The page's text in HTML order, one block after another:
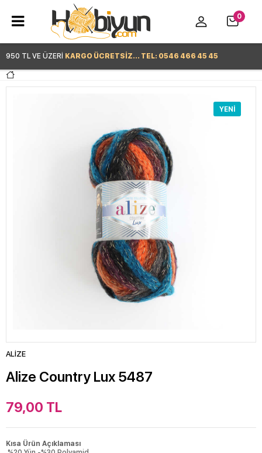
950 TL VE ÜZERİ KARGO ÜCRETSİZ... TEL: 0546 466 45 45
0
YENI
ALİZE
Alize Country Lux 5487
79,00 TL
Kısa Ürün Açıklaması